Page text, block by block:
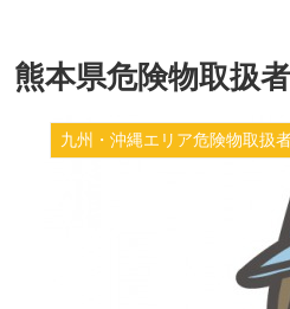
本県危険物取扱